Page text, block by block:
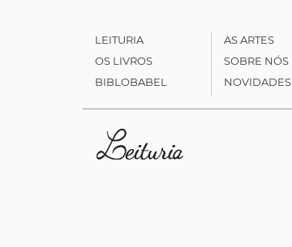
LEITURIA
OS LIVROS
BIBLOBABEL
AS ARTES
SOBRE NÓS
NOVIDADES